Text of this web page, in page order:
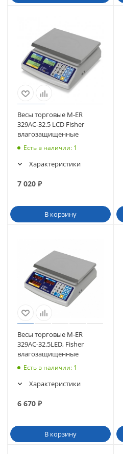
Весы торговые M-ER
329AС-32.5 LCD Fisher
влагозащищенные
Есть в наличии: 1
Характеристики
7 020 ₽
В корзину
Весы торговые M-ER
329AC-32.5LED, Fisher
влагозащищенные
Есть в наличии: 1
Характеристики
6 670 ₽
В корзину